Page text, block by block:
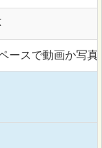
ースで動画か写真